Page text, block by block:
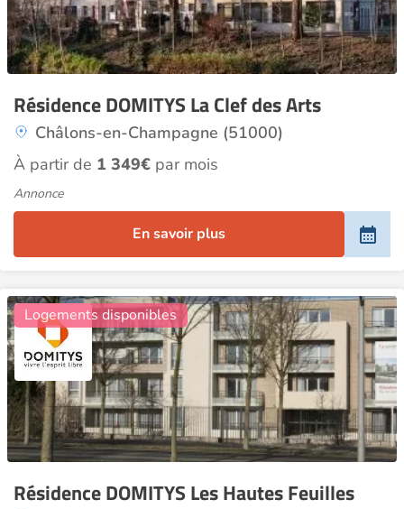
Résidence DOMITYS La Clef des Arts
Châlons-en-Champagne (51000)
À partir de 1 349€ par mois
Annonce
En savoir plus
Résidence DOMITYS Les Hautes Feuilles
Logements disponibles